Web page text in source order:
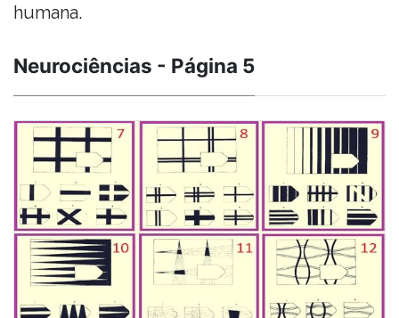
humana.
Neurociências - Página 5